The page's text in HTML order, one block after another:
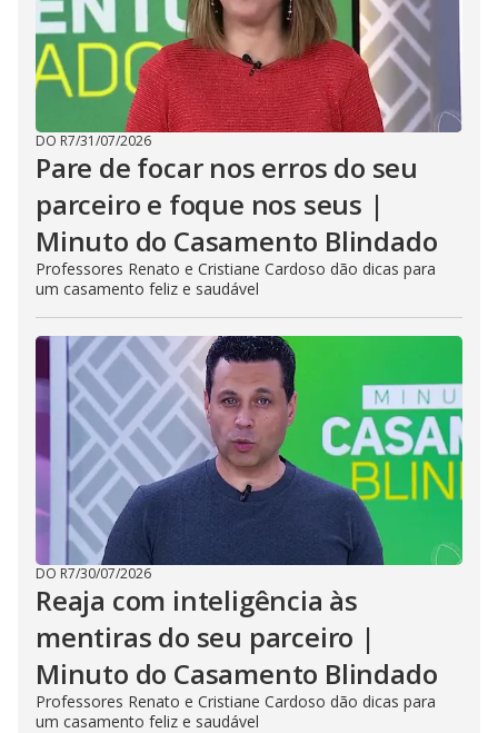
DO R7/31/07/2026
Pare de focar nos erros do seu
parceiro e foque nos seus |
Minuto do Casamento Blindado
Professores Renato e Cristiane Cardoso dão dicas para
um casamento feliz e saudável
DO R7/30/07/2026
Reaja com inteligência às
mentiras do seu parceiro |
Minuto do Casamento Blindado
Professores Renato e Cristiane Cardoso dão dicas para
um casamento feliz e saudável